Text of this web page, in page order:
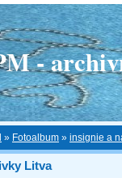
-
» Fotoalbum » insignie a
Litva